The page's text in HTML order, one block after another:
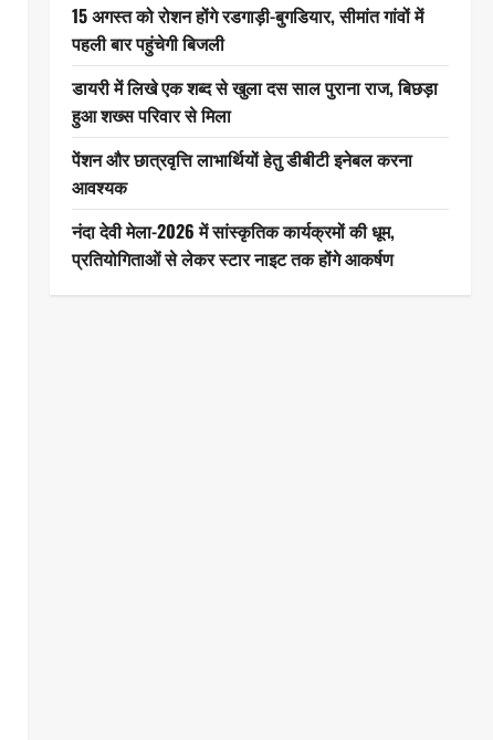
15 अगस्त को रोशन होंगे रडगाड़ी-बुगडियार, सीमांत गांवों में
पहली बार पहुंचेगी बिजली
डायरी में लिखे एक शब्द से खुला दस साल पुराना राज, बिछड़ा
हुआ शख्स परिवार से मिला
पेंशन और छात्रवृत्ति लाभार्थियों हेतु डीबीटी इनेबल करना
आवश्यक
नंदा देवी मेला-2026 में सांस्कृतिक कार्यक्रमों की धूम,
प्रतियोगिताओं से लेकर स्टार नाइट तक होंगे आकर्षण